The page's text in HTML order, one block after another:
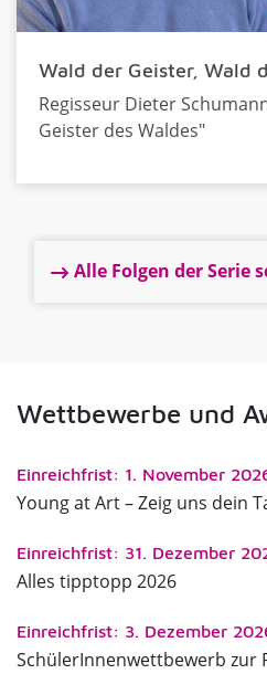
Wald der Geister, Wald
Regisseur Dieter
Geister des Waldes"
Alle Folgen der Serie
Wettbewerbe und
Einreichfrist: 1. November
Young at Art – Zeig uns dein
Einreichfrist: 31. Dezember
Alles tipptopp 2026
Einreichfrist: 3. Dezember
SchülerInnenwettbewerb zur